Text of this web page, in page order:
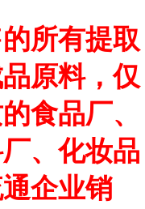
所有提取
原料，仅
食品厂、
、化妆品
企业销